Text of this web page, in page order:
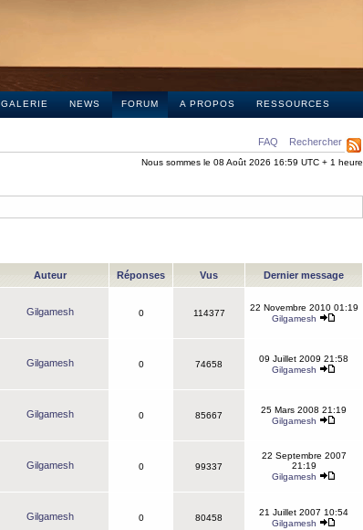
GALERIE NEWS FORUM A PROPOS RESSOURCES
FAQ Rechercher
Nous sommes le 08 Août 2026 16:59 UTC + 1 heure
Auteur Réponses Vus Dernier message
Gilgamesh 0 114377
22 Novembre 2010 01:19
Gilgamesh
Gilgamesh 0 74658
09 Juillet 2009 21:58
Gilgamesh
Gilgamesh 0 85667
25 Mars 2008 21:19
Gilgamesh
Gilgamesh 0 99337
22 Septembre 2007
21:19
Gilgamesh
Gilgamesh 0 80458
21 Juillet 2007 10:54
Gilgamesh